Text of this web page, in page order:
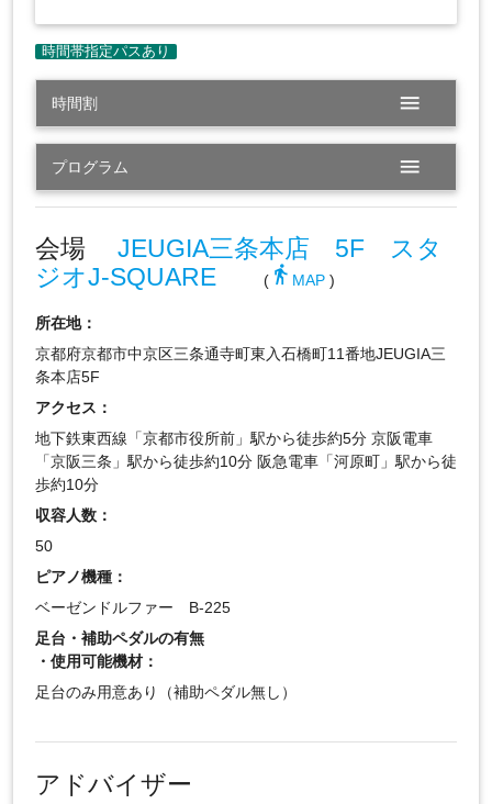
時間割 menu
プログラム menu
会場 JEUGIA三条本店 5F スタ
ジオJ-SQUARE
(directions_walk MAP)
所在地：
京都府京都市中京区三条通寺町東入石橋町11番地JEUGIA三
条本店5F
アクセス：
地下鉄東西線「京都市役所前」駅から徒歩約5分 京阪電車
「京阪三条」駅から徒歩約10分 阪急電車「河原町」駅から徒
歩約10分
収容人数：
50
ピアノ機種：
ベーゼンドルファー B-225
足台・補助ペダルの有無
・使用可能機材：
足台のみ用意あり（補助ペダル無し）
アドバイザー